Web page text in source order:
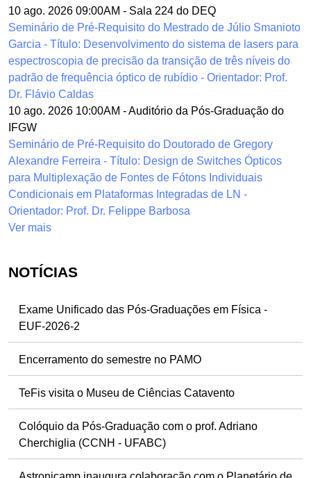
10 ago. 2026 09:00AM - Sala 224 do DEQ
Seminário de Pré-Requisito do Mestrado de Júlio Smanioto
Garcia - Título: Desenvolvimento do sistema de lasers para
espectroscopia de precisão da transição de três níveis do
padrão de frequência óptico de rubídio - Orientador: Prof.
Dr. Flávio Caldas
10 ago. 2026 10:00AM -Auditório da Pós-Graduação do
IFGW
Seminário de Pré-Requisito do Doutorado de Gregory
Alexandre Ferreira - Título: Design de Switches Ópticos
para Multiplexação de Fontes de Fótons Individuais
Condicionais em Plataformas Integradas de LN -
Orientador: Prof. Dr. Felippe Barbosa
Ver mais
NOTÍCIAS
Exame Unificado das Pós-Graduações em Física -
EUF-2026-2
Encerramento do semestre no PAMO
TeFis visita o Museu de Ciências Catavento
Colóquio da Pós-Graduação com o prof. Adriano
Cherchiglia (CCNH - UFABC)